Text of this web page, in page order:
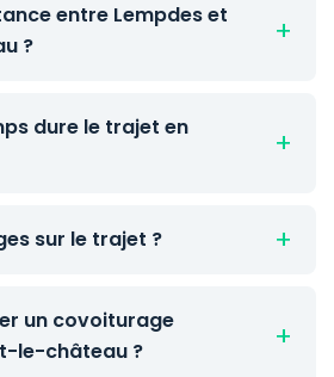
entre Lempdes et
?
dure le trajet en
sur le trajet ?
un covoiturage
le-château ?